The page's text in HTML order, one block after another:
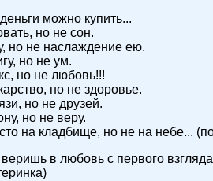
можно купить...
но не сон.
но не наслаждение ею.
но не ум.
но не любовь!!!
но не здоровье.
но не друзей.
но не веру.
на кладбище, но не на небе...
в любовь с первого